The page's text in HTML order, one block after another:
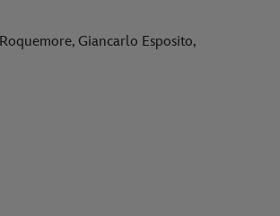
Giancarlo Esposito,